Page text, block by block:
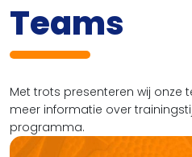
Teams
Met trots presenteren wij onze
meer informatie over
programma.